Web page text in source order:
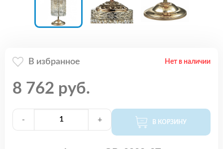
В избранное Нет в наличии
8 762 руб.
- + В КОРЗИНУ